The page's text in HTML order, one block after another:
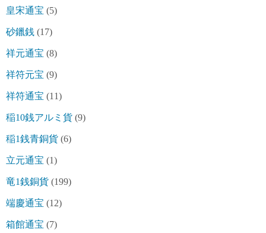
皇宋通宝 (5)
砂鑞銭 (17)
祥元通宝 (8)
祥符元宝 (9)
祥符通宝 (11)
稲10銭アルミ貨 (9)
稲1銭青銅貨 (6)
立元通宝 (1)
竜1銭銅貨 (199)
端慶通宝 (12)
箱館通宝 (7)